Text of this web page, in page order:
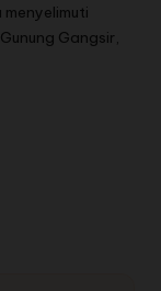
Gangsir,